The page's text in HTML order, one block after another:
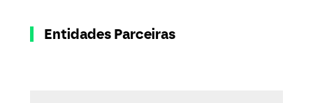
Entidades Parceiras